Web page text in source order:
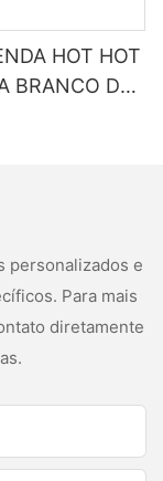
HOT HOT
BRANCO DE
personalizados e
Para mais
diretamente